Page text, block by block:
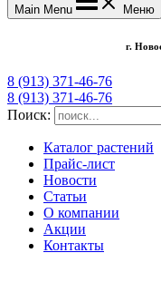
Main Menu Меню
г.
8 (913) 371-46-76
8 (913) 371-46-76
Поиск:
Каталог растений
Прайс-лист
Новости
Статьи
О компании
Акции
Контакты